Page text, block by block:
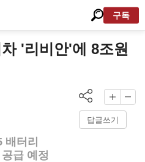
구독
'리비안'에 8조원
답글쓰기
배터리
급 예정